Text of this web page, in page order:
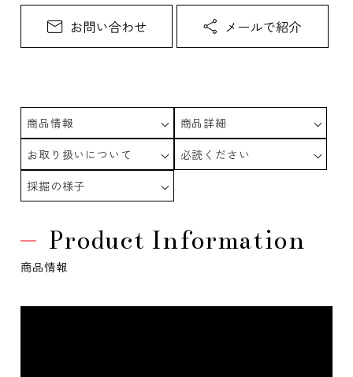
商品情報
商品詳細
お取り扱いについて
必読ください
採掘の様子
Product Information
商品情報